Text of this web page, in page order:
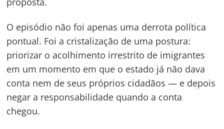
O episódio não foi apenas uma derrota política
pontual. Foi a cristalização de uma postura:
priorizar o acolhimento irrestrito de imigrantes
em um momento em que o estado já não dava
conta nem de seus próprios cidadãos — e depois
negar a responsabilidade quando a conta
chegou.